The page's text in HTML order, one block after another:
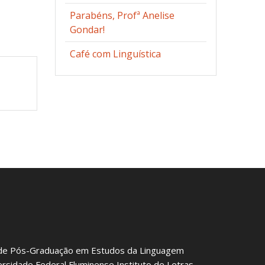
Parabéns, Profª Anelise
Gondar!
Café com Linguística
Pós-Graduação em Estudos da Linguagem